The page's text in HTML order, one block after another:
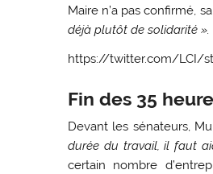
Maire n’a pas confirmé,
déjà plutôt de solidarité ».
https://twitter.com/LCI/
Fin des 35
Devant les sénateurs,
durée du travail, il faut
certain nombre